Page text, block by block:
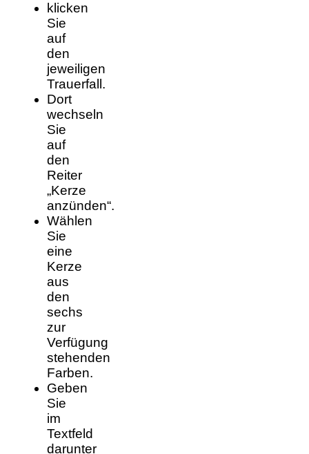
klicken
Sie
auf
den
jeweiligen
Trauerfall.
Dort
wechseln
Sie
auf
den
Reiter
„Kerze
anzünden“.
Wählen
Sie
eine
Kerze
aus
den
sechs
zur
Verfügung
stehenden
Farben.
Geben
Sie
im
Textfeld
darunter